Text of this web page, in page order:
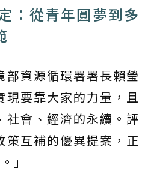
：從青年圓夢到多
部資源循環署署長賴瑩
要靠大家的力量，且
社會、經濟的永續。評
策互補的優異提案，正
」